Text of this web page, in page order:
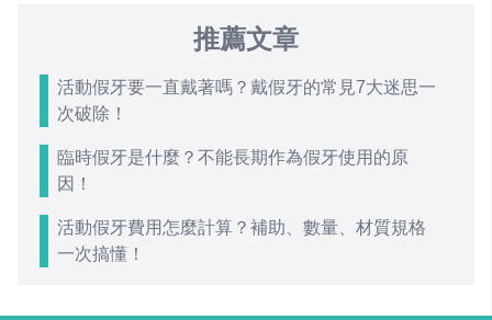
推薦文章
活動假牙要一直戴著嗎？戴假牙的常見7大迷思一
次破除！
臨時假牙是什麼？不能長期作為假牙使用的原
因！
活動假牙費用怎麼計算？補助、數量、材質規格
一次搞懂！